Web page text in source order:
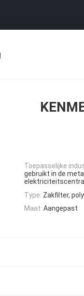
Toepasselijke
gebruikt in de
Type: Zakfilter,
Maat: Aangepast